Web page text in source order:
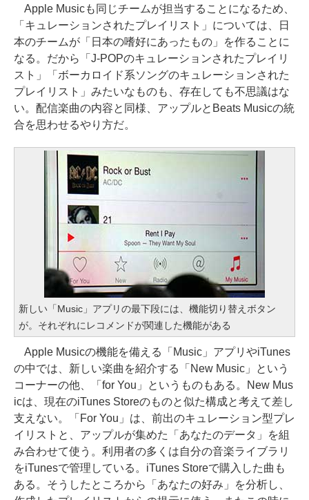
Apple Musicも同じチームが担当することになるため、
「キュレーションされたプレイリスト」については、日
本のチームが「日本の嗜好にあったもの」を作ることに
なる。だから「J-POPのキュレーションされたプレイリ
スト」「ボーカロイド系ソングのキュレーションされた
プレイリスト」みたいなものも、存在しても不思議はな
い。配信楽曲の内容と同様、アップルとBeats Musicの統
合を思わせるやり方だ。
新しい「Music」アプリの最下段には、機能切り替えボタン
が。それぞれにレコメンドが関連した機能がある
Apple Musicの機能を備える「Music」アプリやiTunes
の中では、新しい楽曲を紹介する「New Music」という
コーナーの他、「for You」というものもある。New Mus
icは、現在のiTunes Storeのものと似た構成と考えて差し
支えない。「For You」は、前出のキュレーション型プレ
イリストと、アップルが集めた「あなたのデータ」を組
み合わせて使う。利用者の多くは自分の音楽ライブラリ
をiTunesで管理している。iTunes Storeで購入した曲も
ある。そうしたところから「あなたの好み」を分析し、